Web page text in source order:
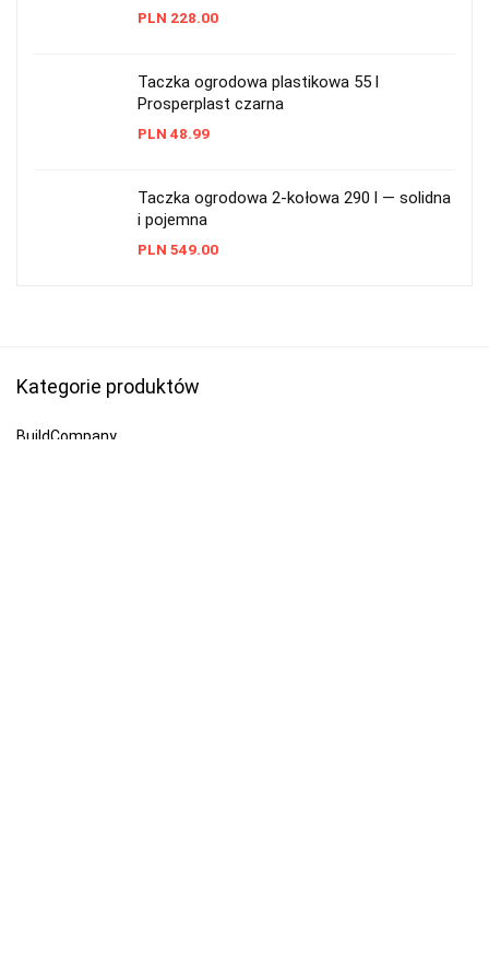
PLN 228.00
Taczka ogrodowa plastikowa 55 l
Prosperplast czarna
PLN 48.99
Taczka ogrodowa 2-kołowa 290 l — solidna
i pojemna
PLN 549.00
Kategorie produktów
BuildCompany